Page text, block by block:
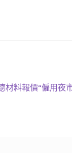
材料報價“僱用夜